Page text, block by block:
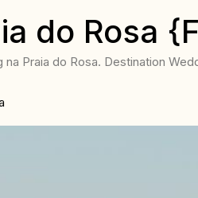
do Rosa
Praia do Rosa. Destination